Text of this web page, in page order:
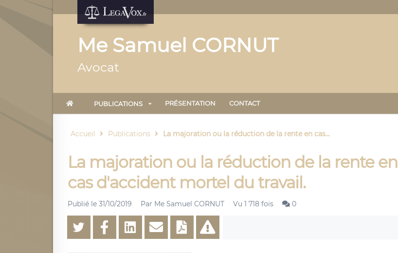
Me Samuel CORNUT
Avocat
PUBLICATIONS PRÉSENTATION CONTACT
Accueil Publications La majoration ou la réduction de la rente en cas...
La majoration ou la réduction de la rente en
cas d'accident mortel du travail.
Publié le 31/10/2019 Par Me Samuel CORNUT Vu 1 718 fois 0